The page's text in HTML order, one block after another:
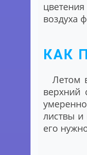
воздуха
КАК
Летом
верхний
листвы и
его